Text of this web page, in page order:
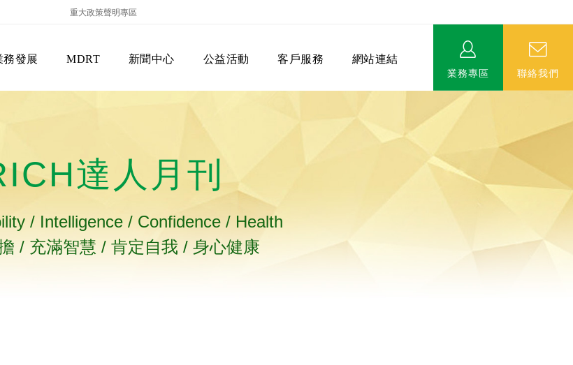
重大政策聲明專區
經營理念
務發展
EVERPRO榮譽會
MDRT
方訊息 會員級別名稱
新聞中心 公益活動 客戶服務
服務項目
網站連結
主管機關
業務專區 聯絡我們
達人月刊
/ Intelligence / Confidence / Health
/ 充滿智慧 / 肯定自我 / 身心健康